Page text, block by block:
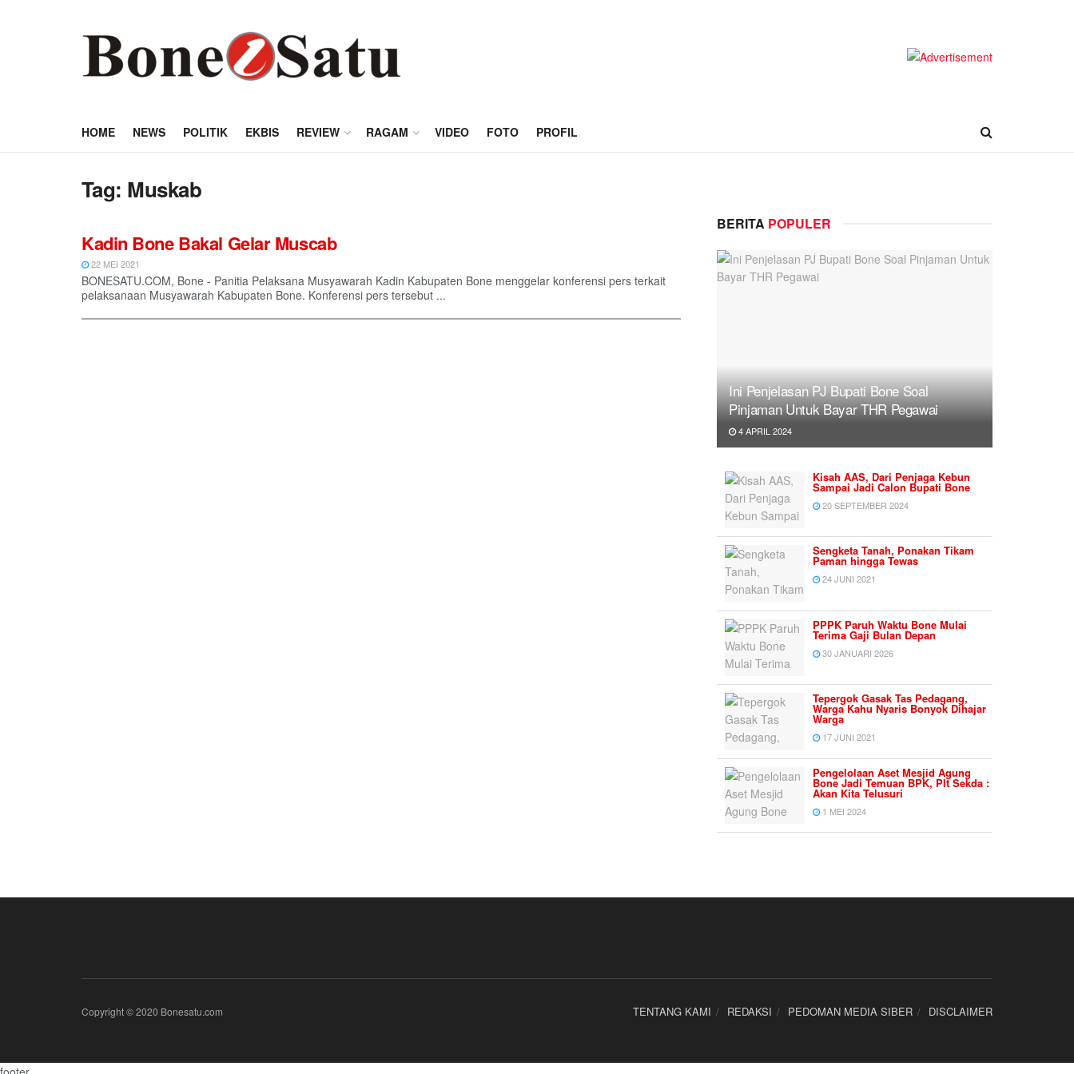
HOME NEWS POLITIK EKBIS REVIEW RAGAM VIDEO FOTO PROFIL
Tag: Muskab
Kadin Bone Bakal Gelar Muscab
22 MEI 2021
BONESATU.COM, Bone - Panitia Pelaksana Musyawarah Kadin Kabupaten Bone menggelar konferensi pers terkait
pelaksanaan Musyawarah Kabupaten Bone. Konferensi pers tersebut ...
BERITA POPULER
Ini Penjelasan PJ Bupati Bone Soal
Pinjaman Untuk Bayar THR Pegawai
4 APRIL 2024
Kisah AAS, Dari Penjaga Kebun
Sampai Jadi Calon Bupati Bone
20 SEPTEMBER 2024
Sengketa Tanah, Ponakan Tikam
Paman hingga Tewas
24 JUNI 2021
PPPK Paruh Waktu Bone Mulai
Terima Gaji Bulan Depan
30 JANUARI 2026
Tepergok Gasak Tas Pedagang,
Warga Kahu Nyaris Bonyok Dihajar
Warga
17 JUNI 2021
Pengelolaan Aset Mesjid Agung
Bone Jadi Temuan BPK, Plt Sekda :
Akan Kita Telusuri
1 MEI 2024
TENTANG KAMI REDAKSI PEDOMAN MEDIA SIBER DISCLAIMER
Copyright © 2020 Bonesatu.com